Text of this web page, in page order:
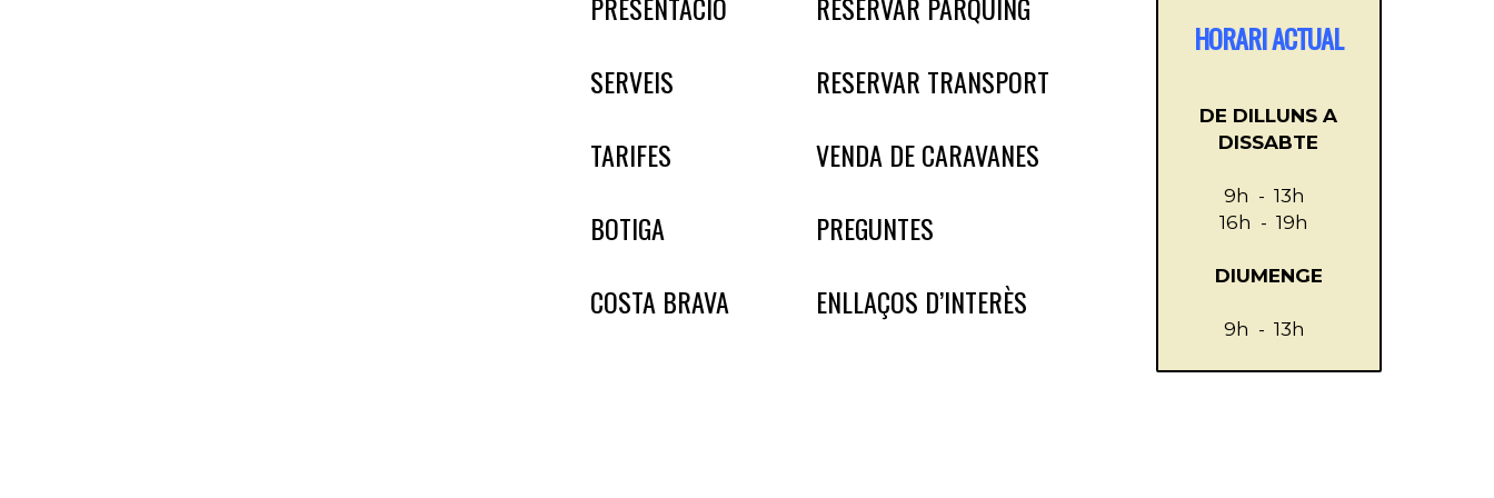
SERVEIS
TARIFES
BOTIGA
COSTA BRAVA
RESERVAR TRANSPORT
VENDA DE CARAVANES
PREGUNTES
ENLLAÇOS D’INTERÈS
HORARI ACTUAL
DE DILLUNS A
DISSABTE
9h - 13h
16 h - 19h
DIUMENGE
9h - 13h